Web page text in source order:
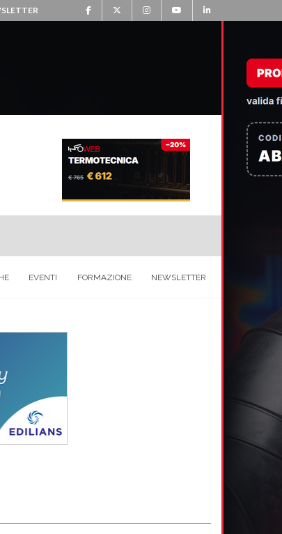
EVENTI FORMAZIONE NEWSLETTER